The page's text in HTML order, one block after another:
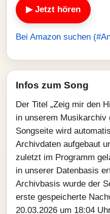
▶ Jetzt hören
Bei Amazon suchen
Infos zum Song
Der Titel „Zeig mir den
in unserem Musikarchiv
Songseite wird
Archivdaten aufgebaut
zuletzt im Programm
in unserer Datenbasis
Archivbasis wurde der
erste gespeicherte
20.03.2026 um 18:04